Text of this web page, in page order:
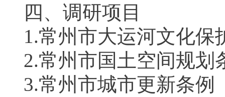
四、调研项目
1.常州市大运河文化保
2.常州市国土空间规划
3.常州市城市更新条例